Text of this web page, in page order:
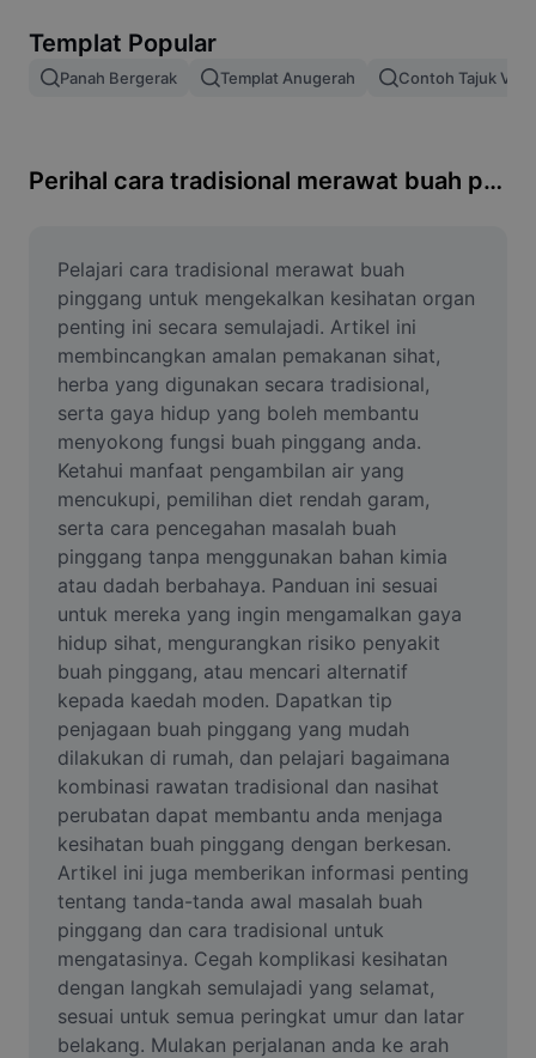
Gabungan imej
Ubah Saiz Imej
Penjana Meme
AI Text Remover
AI People Remover
AI Inpainting
Face Cutout
Video
Alih keluar latar video
Pertingkat kualiti
Editor Video
Pangkas Video
Tambahkan Sari Kata pada Video
Penukar Video
Templat Popular
Panah Bergerak Templat Anugerah Contoh Tajuk
Perihal cara tradisional merawat buah pinggang
Pelajari cara tradisional merawat buah
pinggang untuk mengekalkan kesihatan organ
penting ini secara semulajadi. Artikel ini
membincangkan amalan pemakanan sihat,
herba yang digunakan secara tradisional,
serta gaya hidup yang boleh membantu
menyokong fungsi buah pinggang anda.
Ketahui manfaat pengambilan air yang
mencukupi, pemilihan diet rendah garam,
serta cara pencegahan masalah buah
pinggang tanpa menggunakan bahan kimia
atau dadah berbahaya. Panduan ini sesuai
untuk mereka yang ingin mengamalkan gaya
hidup sihat, mengurangkan risiko penyakit
buah pinggang, atau mencari alternatif
kepada kaedah moden. Dapatkan tip
penjagaan buah pinggang yang mudah
dilakukan di rumah, dan pelajari bagaimana
kombinasi rawatan tradisional dan nasihat
perubatan dapat membantu anda menjaga
kesihatan buah pinggang dengan berkesan.
Artikel ini juga memberikan informasi penting
tentang tanda-tanda awal masalah buah
pinggang dan cara tradisional untuk
mengatasinya. Cegah komplikasi kesihatan
dengan langkah semulajadi yang selamat,
sesuai untuk semua peringkat umur dan latar
belakang. Mulakan perjalanan anda ke arah